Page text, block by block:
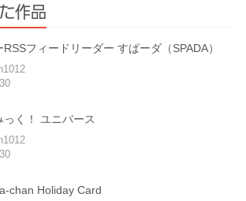
作品
フィードリーダー すぱーダ（SPADA）
っく！ ユニバース
chan Holiday Card